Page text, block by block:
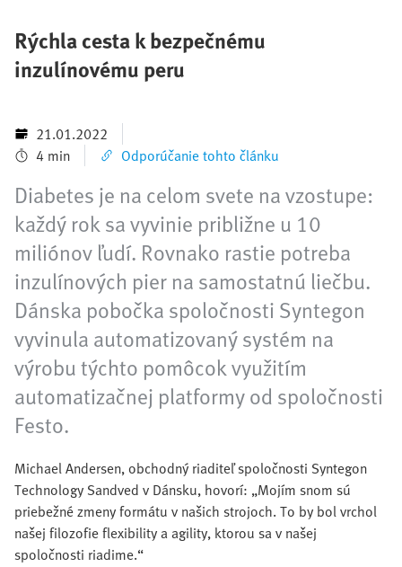
Rýchla cesta k bezpečnému
inzulínovému peru
21.01.2022
4 min
Odporúčanie tohto článku
Diabetes je na celom svete na vzostupe:
každý rok sa vyvinie približne u 10
miliónov ľudí. Rovnako rastie potreba
inzulínových pier na samostatnú liečbu.
Dánska pobočka spoločnosti Syntegon
vyvinula automatizovaný systém na
výrobu týchto pomôcok využitím
automatizačnej platformy od spoločnosti
Festo.
Michael Andersen, obchodný riaditeľ spoločnosti Syntegon
Technology Sandved v Dánsku, hovorí: „Mojím snom sú
priebežné zmeny formátu v našich strojoch. To by bol vrchol
našej filozofie flexibility a agility, ktorou sa v našej
spoločnosti riadime.“